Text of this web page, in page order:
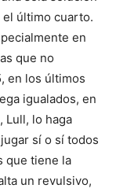
el último cuarto.
en
que no
en los últimos
igualados, en
Lull, lo haga
sí o sí todos
que tiene la
un revulsivo,